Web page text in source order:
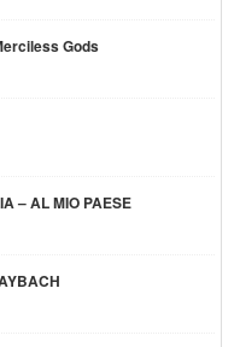
Gods
– AL MIO PAESE